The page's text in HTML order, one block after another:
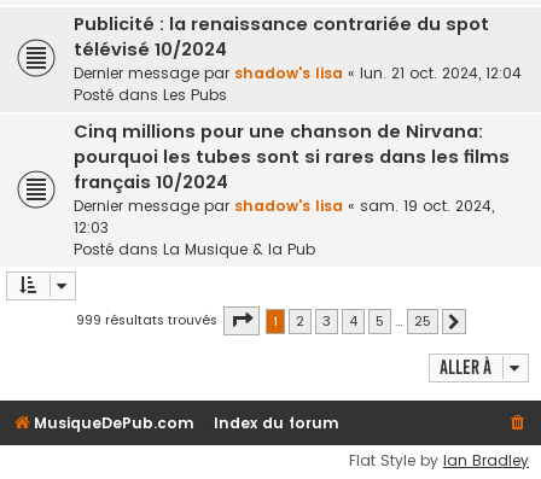
Publicité : la renaissance contrariée du spot
télévisé 10/2024
Dernier message par shadow's lisa « lun. 21 oct. 2024, 12:04
Posté dans Les Pubs
Cinq millions pour une chanson de Nirvana:
pourquoi les tubes sont si rares dans les films
français 10/2024
Dernier message par shadow's lisa « sam. 19 oct. 2024,
12:03
Posté dans La Musique & la Pub
999 résultats trouvés Page 1sur25
1 2 3 4 5 … 25
Aller à
MusiqueDePub.com
Index du forum
Flat Style by Ian Bradley